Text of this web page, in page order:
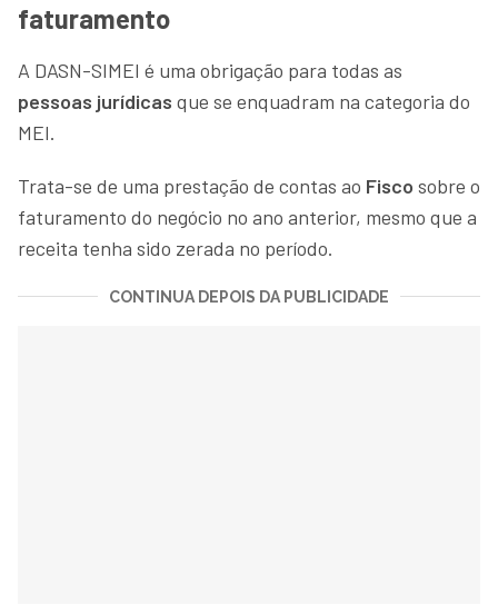
faturamento
A DASN-SIMEI é uma obrigação para todas as
pessoas jurídicas que se enquadram na categoria do
MEI.
Trata-se de uma prestação de contas ao Fisco sobre o
faturamento do negócio no ano anterior, mesmo que a
receita tenha sido zerada no período.
CONTINUA DEPOIS DA PUBLICIDADE